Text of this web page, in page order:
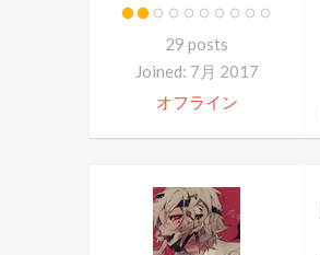
29 posts
Joined: 7月 2017
オフライン